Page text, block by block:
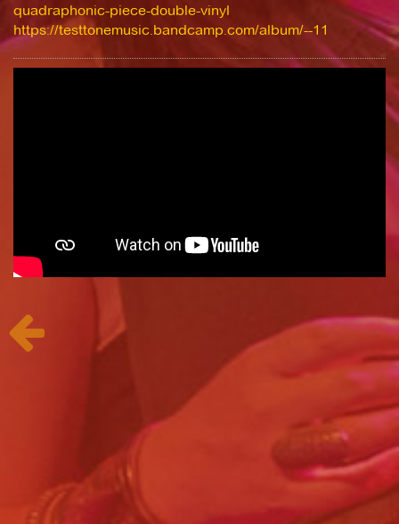
quadraphonic-piece-double-vinyl
https://testtonemusic.bandcamp.com/album/--11